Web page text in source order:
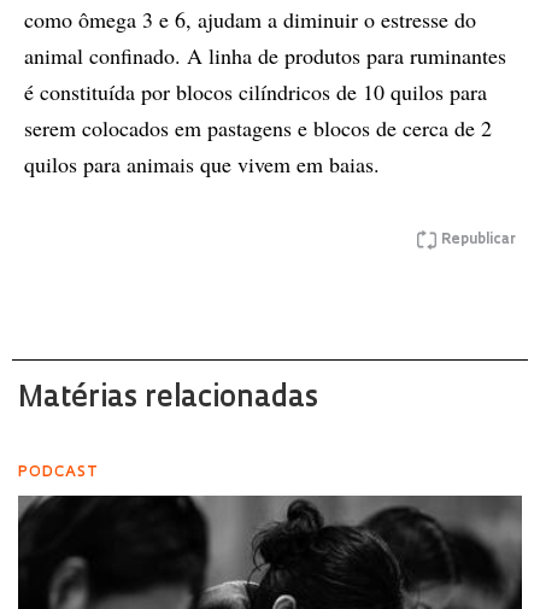
como ômega 3 e 6, ajudam a diminuir o estresse do
animal confinado. A linha de produtos para ruminantes
é constituída por blocos cilíndricos de 10 quilos para
serem colocados em pastagens e blocos de cerca de 2
quilos para animais que vivem em baias.
Republicar